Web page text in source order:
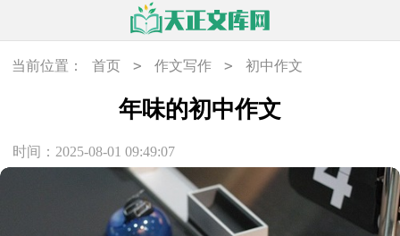
当前位置： 首页 > 作文写作 > 初中作文
年味的初中作文
时间：2025-08-01 09:49:07